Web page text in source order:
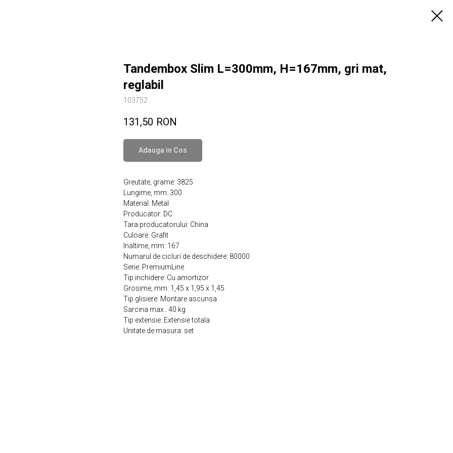
Tandembox Slim L=300mm, H=167mm, gri mat,
reglabil
103752
131,50 RON
Adauga in Сos
Greutate, grame: 3825
Lungime, mm: 300
Material: Metal
Producator: DC
Tara producatorului: China
Culoare: Grafit
Inaltime, mm: 167
Numarul de cicluri de deschidere: 80000
Serie: PremiumLine
Tip inchidere: Cu amortizor
Grosime, mm: 1,45 х 1,95 х 1,45
Tip glisiere: Montare ascunsa
Sarcina max.: 40 kg
Tip extensie: Extensie totala
Unitate de masura: set